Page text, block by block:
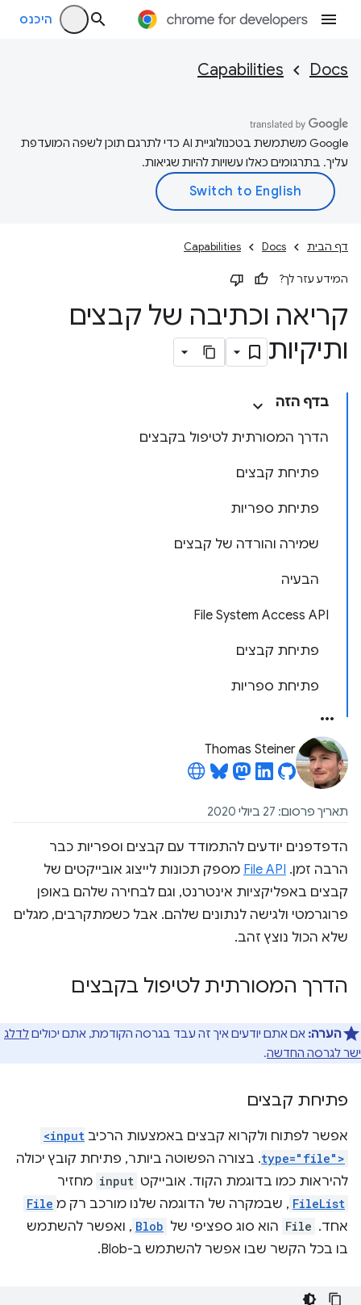
היכנס
Docs
Capabilities
‫Google משתמשת בטכנולוגיית AI כדי לתרגם תוכן לשפה המועדפת
עליך. בתרגומים כאלו עשויות להיות שגיאות.
דף הבית Docs
Capabilities
המידע עזר לך?
קריאה וכתיבה של קבצים
ותיקיות
בדף הזה
הדרך המסורתית לטיפול בקבצים
פתיחת קבצים
פתיחת ספריות
שמירה והורדה של קבצים
הבעיה
‫File System Access API
פתיחת קבצים
פתיחת ספריות
Thomas Steiner
תאריך פרסום: 27 ביולי 2020
הדפדפנים יודעים להתמודד עם קבצים וספריות כבר
הרבה זמן. File API מספק תכונות לייצוג אובייקטים של
קבצים באפליקציות אינטרנט, וגם לבחירה שלהם באופן
פרוגרמטי ולגישה לנתונים שלהם. אבל כשמתקרבים, מגלים
שלא הכול נוצץ זהב.
הדרך המסורתית לטיפול בקבצים
הערה: אם אתם יודעים איך זה עבד בגרסה הקודמת, אתם יכוליםלדלג
ישר לגרסה החדשה.
פתיחת קבצים
אפשר לפתוח ולקרוא קבצים באמצעות הרכיב <input
type="file">. בצורה הפשוטה ביותר, פתיחת קובץ יכולה
להיראות כמו בדוגמת הקוד. אובייקט input מחזיר
FileList , שבמקרה של הדוגמה שלנו מורכב רק מ File
אחד. File הוא סוג ספציפי של Blob , ואפשר להשתמש
בו בכל הקשר שבו אפשר להשתמש ב-Blob.